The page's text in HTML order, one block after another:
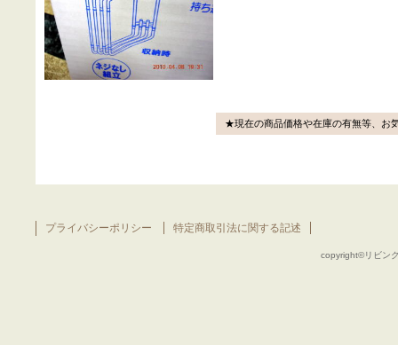
★現在の商品価格や在庫の有無等、お
copyright©リビン
プライバシーポリシー 特定商取引法に関する記述